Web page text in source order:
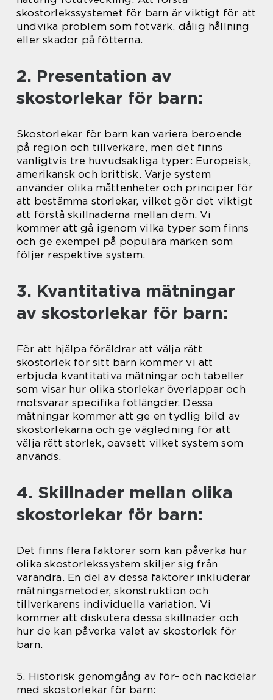
skostorlekssystemet för barn är viktigt för att
undvika problem som fotvärk, dålig hållning
eller skador på fötterna.
2. Presentation av
skostorlekar för barn:
Skostorlekar för barn kan variera beroende
på region och tillverkare, men det finns
vanligtvis tre huvudsakliga typer: Europeisk,
amerikansk och brittisk. Varje system
använder olika måttenheter och principer för
att bestämma storlekar, vilket gör det viktigt
att förstå skillnaderna mellan dem. Vi
kommer att gå igenom vilka typer som finns
och ge exempel på populära märken som
följer respektive system.
3. Kvantitativa mätningar
av skostorlekar för barn:
För att hjälpa föräldrar att välja rätt
skostorlek för sitt barn kommer vi att
erbjuda kvantitativa mätningar och tabeller
som visar hur olika storlekar överlappar och
motsvarar specifika fotlängder. Dessa
mätningar kommer att ge en tydlig bild av
skostorlekarna och ge vägledning för att
välja rätt storlek, oavsett vilket system som
används.
4. Skillnader mellan olika
skostorlekar för barn:
Det finns flera faktorer som kan påverka hur
olika skostorlekssystem skiljer sig från
varandra. En del av dessa faktorer inkluderar
mätningsmetoder, skonstruktion och
tillverkarens individuella variation. Vi
kommer att diskutera dessa skillnader och
hur de kan påverka valet av skostorlek för
barn.
5. Historisk genomgång av för- och nackdelar
med skostorlekar för barn: